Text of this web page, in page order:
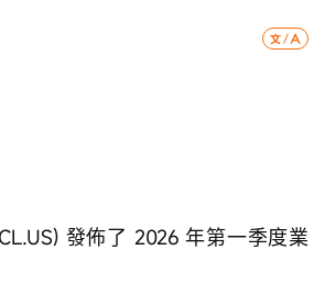
發佈了 2026 年第一季度業